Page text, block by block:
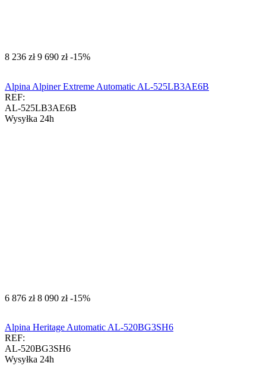
‍8 236‍ zł ‍9 690‍ zł -15%
Alpina Alpiner Extreme Automatic AL-525LB3AE6B
REF:
AL-525LB3AE6B
Wysyłka 24h
‍6 876‍ zł ‍8 090‍ zł -15%
Alpina Heritage Automatic AL-520BG3SH6
REF:
AL-520BG3SH6
Wysyłka 24h